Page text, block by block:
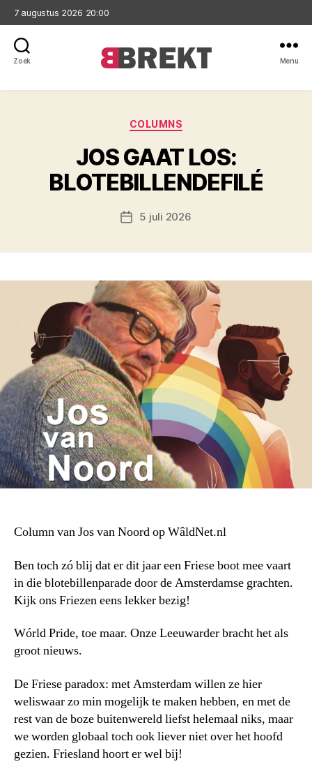
7 augustus 2026 20:00
Zoek Menu
Categorieën
COLUMNS
JOS GAAT LOS:
BLOTEBILLENDEFILÉ
Berichtdatum
5 juli 2026
Column van Jos van Noord op WâldNet.nl
Ben toch zó blij dat er dit jaar een Friese boot mee vaart
in die blotebillenparade door de Amsterdamse grachten.
Kijk ons Friezen eens lekker bezig!
Wórld Pride, toe maar. Onze Leeuwarder bracht het als
groot nieuws.
De Friese paradox: met Amsterdam willen ze hier
weliswaar zo min mogelijk te maken hebben, en met de
rest van de boze buitenwereld liefst helemaal niks, maar
we worden globaal toch ook liever niet over het hoofd
gezien. Friesland hoort er wel bij!